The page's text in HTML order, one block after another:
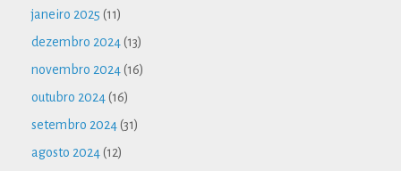
janeiro 2025 (11)
dezembro 2024(13)
novembro 2024(16)
outubro 2024(16)
setembro 2024(31)
agosto 2024(12)